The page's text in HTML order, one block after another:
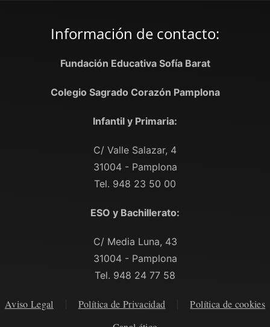
Información de contacto:
Fundación Educativa Sofía Barat
Colegio Sagrado Corazón Pamplona
Infantil y Primaria:
C/ Valle Salazar, 4
31004 - Pamplona
Tel. 948 23 50 00
ESO y Bachillerato:
C/ Media Luna, 43
31004 - Pamplona
Tel. 948 24 77 58
Aviso Legal Política de Privacidad
Política de cookies